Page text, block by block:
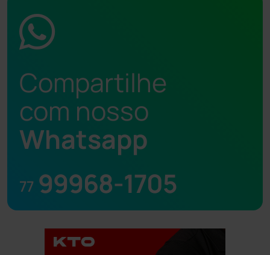
Compartilhe
com nosso
Whatsapp
77 99968-1705